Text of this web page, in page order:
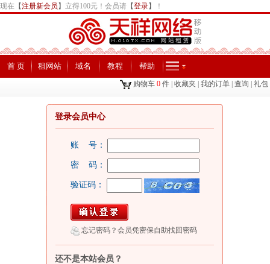
现在 【注册新会员 】 立得100元！会员请 【登录】 ！
首 页 租网站 域名 教程 帮助
购物车 0 件 收藏夹 我的订单 查询 礼包
登录会员中心
账 号：
密 码：
验证码：
忘记密码？会员凭密保自助找回密码
还不是本站会员？